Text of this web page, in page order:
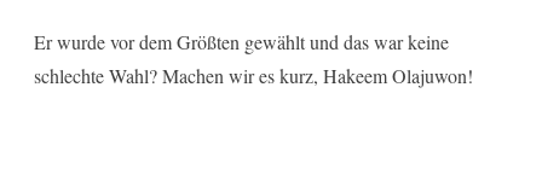
Er wurde vor dem Größten gewählt und das war keine
schlechte Wahl? Machen wir es kurz, Hakeem Olajuwon!